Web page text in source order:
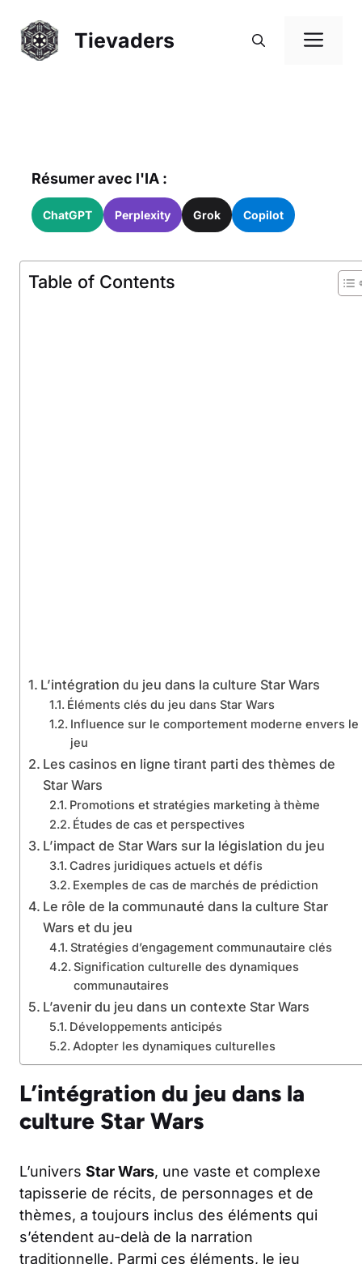
contenu
Tievaders
Résumer avec l'IA :
ChatGPT Perplexity Grok Copilot
Table of Contents
L’intégration du jeu dans la culture Star Wars
Éléments clés du jeu dans Star Wars
Influence sur le comportement moderne envers le
jeu
Les casinos en ligne tirant parti des thèmes de
Star Wars
Promotions et stratégies marketing à thème
Études de cas et perspectives
L’impact de Star Wars sur la législation du jeu
Cadres juridiques actuels et défis
Exemples de cas de marchés de prédiction
Le rôle de la communauté dans la culture Star
Wars et du jeu
Stratégies d’engagement communautaire clés
Signification culturelle des dynamiques
communautaires
L’avenir du jeu dans un contexte Star Wars
Développements anticipés
Adopter les dynamiques culturelles
L’intégration du jeu dans la
culture Star Wars
L’univers Star Wars, une vaste et complexe
tapisserie de récits, de personnages et de
thèmes, a toujours inclus des éléments qui
s’étendent au-delà de la narration
traditionnelle. Parmi ces éléments, le jeu